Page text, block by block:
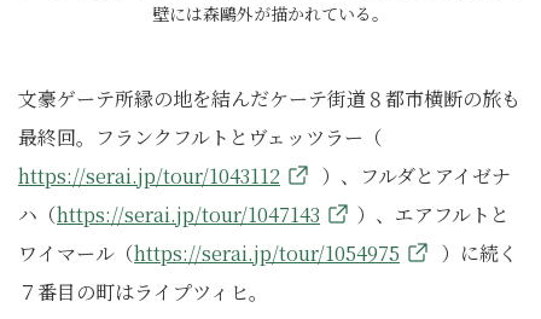
壁には森鷗外が描かれている。
文豪ゲーテ所縁の地を結んだケーテ街道８都市横断の旅も
最終回。フランクフルトとヴェッツラー（
https://serai.jp/tour/1043112
）、フルダとアイゼナ
ハ（https://serai.jp/tour/1047143
）、エアフルトと
ワイマール（https://serai.jp/tour/1054975
）に続く
７番目の町はライプツィヒ。